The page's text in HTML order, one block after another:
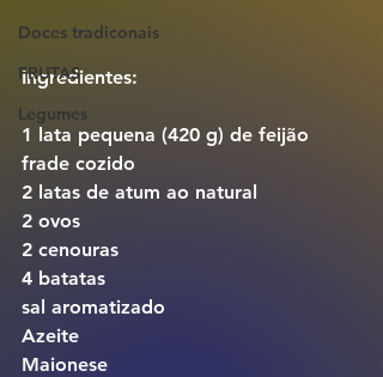
Doces tradiconais
FRUTAS
Legumes
Ingredientes:
1 lata pequena (420 g) de feijão
frade cozido
2 latas de atum ao natural
2 ovos
2 cenouras
4 batatas
sal aromatizado
Azeite
Maionese